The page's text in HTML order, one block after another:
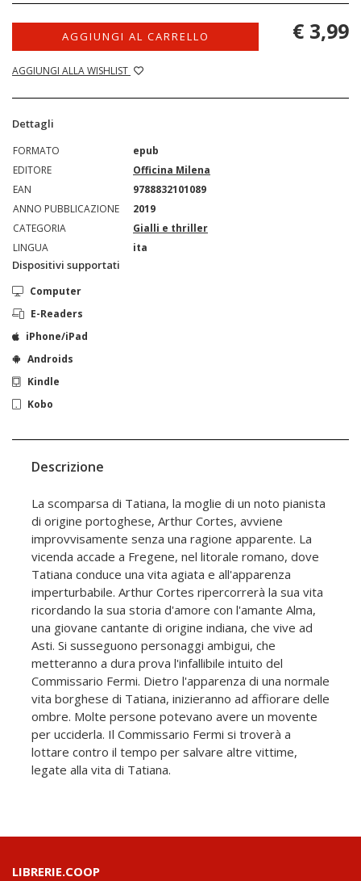
AGGIUNGI AL CARRELLO
AGGIUNGI ALLA WISHLIST
€ 3,99
Dettagli
FORMATO
epub
EDITORE
Officina Milena
EAN
9788832101089
ANNO PUBBLICAZIONE
2019
CATEGORIA
Gialli e thriller
LINGUA
ita
Dispositivi supportati
Computer
E-Readers
iPhone/iPad
Androids
Kindle
Kobo
Descrizione
La scomparsa di Tatiana, la moglie di un noto pianista
di origine portoghese, Arthur Cortes, avviene
improvvisamente senza una ragione apparente. La
vicenda accade a Fregene, nel litorale romano, dove
Tatiana conduce una vita agiata e all'apparenza
imperturbabile. Arthur Cortes ripercorrerà la sua vita
ricordando la sua storia d'amore con l'amante Alma,
una giovane cantante di origine indiana, che vive ad
Asti. Si susseguono personaggi ambigui, che
metteranno a dura prova l'infallibile intuito del
Commissario Fermi. Dietro l'apparenza di una normale
vita borghese di Tatiana, inizieranno ad affiorare delle
ombre. Molte persone potevano avere un movente
per ucciderla. Il Commissario Fermi si troverà a
lottare contro il tempo per salvare altre vittime,
legate alla vita di Tatiana.
LIBRERIE.COOP